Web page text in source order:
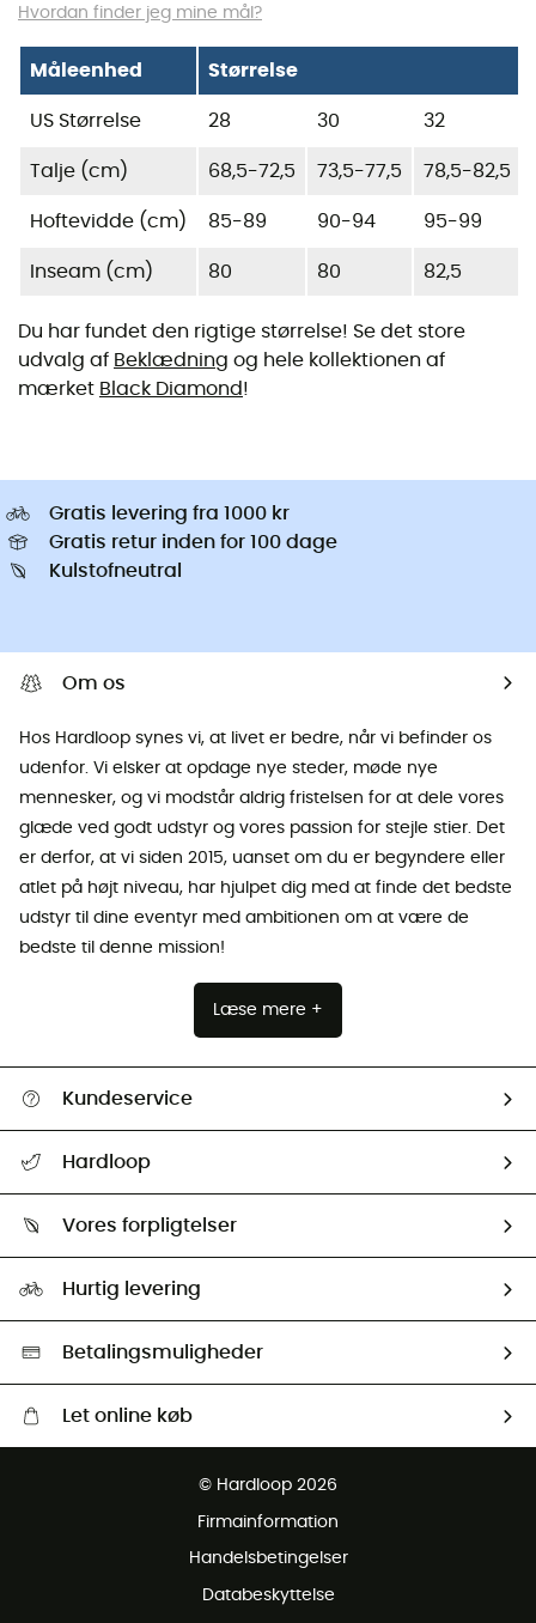
Hvordan finder jeg mine mål?
Måleenhed Størrelse
US Størrelse 28 30 32
Talje (cm) 68,5-72,5 73,5-77,5 78,5-82,5
Hoftevidde (cm) 85-89 90-94 95-99
Inseam (cm) 80 80 82,5
Du har fundet den rigtige størrelse! Se det store
udvalg af Beklædning og hele kollektionen af
mærket Black Diamond!
Gratis levering fra 1000 kr
Gratis retur inden for 100 dage
Kulstofneutral
Om os
Hos Hardloop synes vi, at livet er bedre, når vi befinder os
udenfor. Vi elsker at opdage nye steder, møde nye
mennesker, og vi modstår aldrig fristelsen for at dele vores
glæde ved godt udstyr og vores passion for stejle stier. Det
er derfor, at vi siden 2015, uanset om du er begyndere eller
atlet på højt niveau, har hjulpet dig med at finde det bedste
udstyr til dine eventyr med ambitionen om at være de
bedste til denne mission!
Læse mere +
Kundeservice
Returnering & Tilbagebetaling
Hardloop
Our ambassadors
Vores forpligtelser
HardGreen Udvalg
Hurtig levering
Betalingsmuligheder
Let online køb
© Hardloop 2026
Firmainformation
Handelsbetingelser
Databeskyttelse